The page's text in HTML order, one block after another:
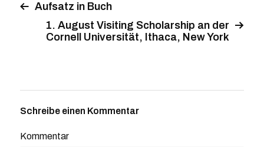
Aufsatz in Buch
1. August Visiting Scholarship an der
Cornell Universität, Ithaca, New York
Schreibe einen Kommentar
Kommentar